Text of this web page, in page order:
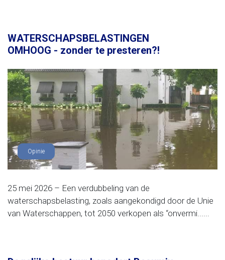
WATERSCHAPSBELASTINGEN
OMHOOG - zonder te presteren?!
Opinie
25 mei 2026 – Een verdubbeling van de
waterschapsbelasting, zoals aangekondigd door de Unie
van Waterschappen, tot 2050 verkopen als “onvermi......